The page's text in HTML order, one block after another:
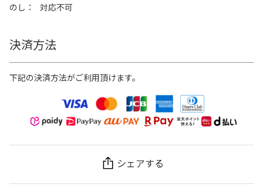
のし
対応不可
決済方法
下記の決済方法がご利用頂けます。
シェアする